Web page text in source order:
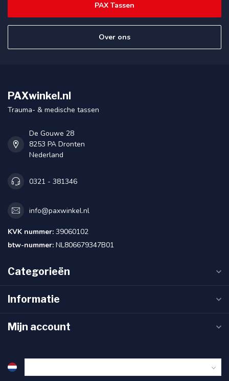
PAX Tassen
Over ons
PAXwinkel.nl
Trauma- & medische tassen
De Gouwe 28
8253 PA Dronten
Nederland
0321 - 381346
info@paxwinkel.nl
KVK nummer: 39060102
btw-nummer: NL806679347B01
Categorieën
Informatie
Mijn account